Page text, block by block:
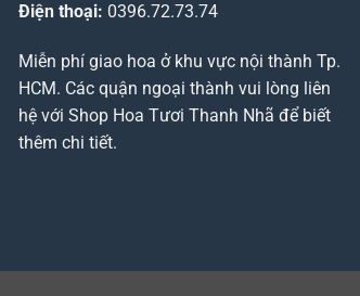
Điện thoại: 0396.72.73.74
Miễn phí giao hoa ở khu vực nội thành Tp.
HCM. Các quận ngoại thành vui lòng liên
hệ với Shop Hoa Tươi Thanh Nhã để biết
thêm chi tiết.